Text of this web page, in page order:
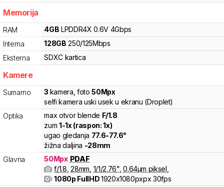
Memorija
RAM 4GB LPDDR4X 0.6V 4Gbps
Interna
128GB 250/125Mbps
Eksterna
SDXC kartica
Kamere
Sumarno 3 kamera foto50Mpx
selfi kamera uski usek u ekranu (Droplet)
Optika
max otvor blende F/1.8
zum1-1x (raspon:1x)
ugao gledanja 77.6-77.6°
žižna daljina -28mm
Glavna
50Mpx PDAF
f/1.8 28mm 1/1/2.76" 0.64µm piksel
1080p FullHD1920x1080pxpx30fps